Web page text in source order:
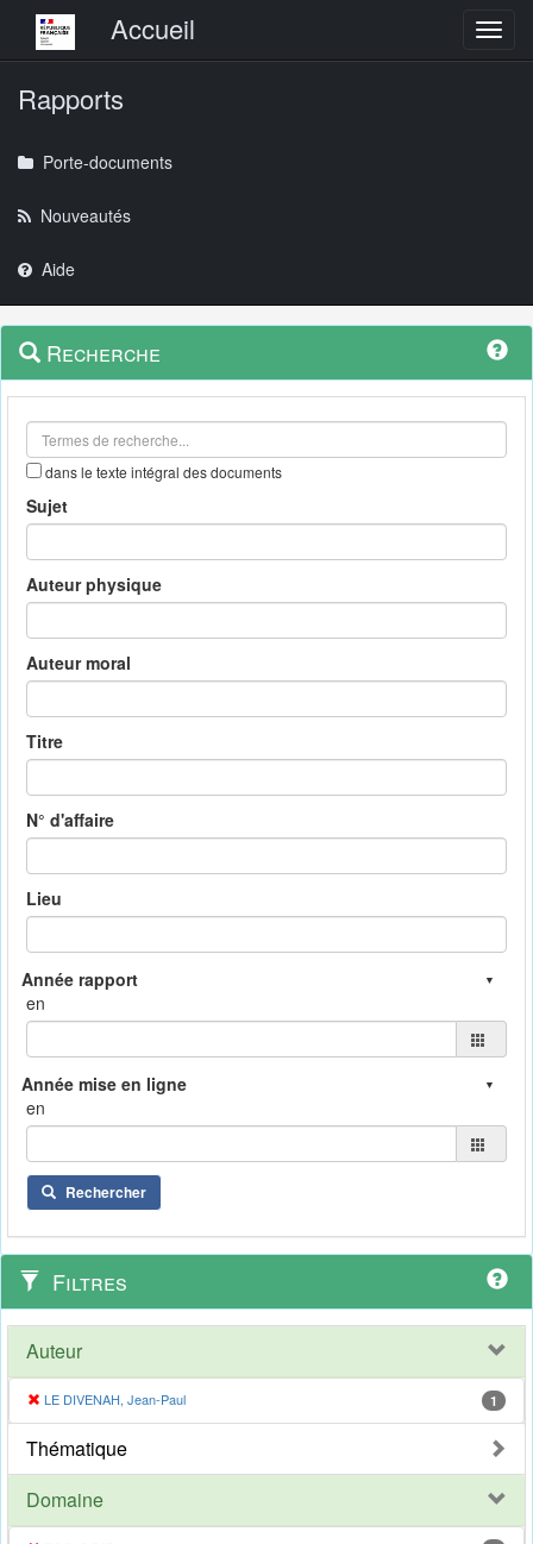
Menu principalAccueil
Rapports
Porte-documents
Nouveautés
Aide
Navigation
outils
Menu
contextuel
Recherche
dans le texte intégral des documents
Sujet
Auteur physique
Auteur moral
Titre
N° d'affaire
Lieu
en
en
Rechercher
Filtres
Auteur
LE DIVENAH, Jean-Paul 1
Thématique
Domaine